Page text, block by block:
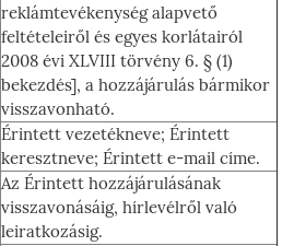
reklámtevékenység alapvető
feltételeiről és egyes korlátairól
2008 évi XLVIII törvény 6. § (1)
bekezdés], a hozzájárulás bármikor
visszavonható.
Érintett vezetékneve; Érintett
keresztneve; Érintett e-mail címe.
Az Érintett hozzájárulásának
visszavonásáig, hírlevélről való
leiratkozásig.